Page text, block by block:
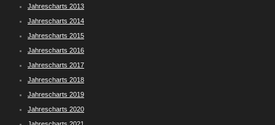
Jahrescharts 2013
Jahrescharts 2014
Jahrescharts 2015
Jahrescharts 2016
Jahrescharts 2017
Jahrescharts 2018
Jahrescharts 2019
Jahrescharts 2020